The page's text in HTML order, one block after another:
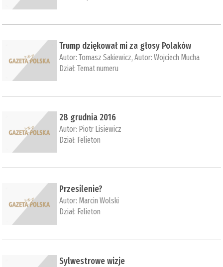
Trump dziękował mi za głosy Polaków
Autor:Tomasz Sakiewicz, Autor:Wojciech Mucha
Dział:Temat numeru
28 grudnia 2016
Autor: Piotr Lisiewicz
Dział: Felieton
Przesilenie?
Autor: Marcin Wolski
Dział: Felieton
Sylwestrowe wizje